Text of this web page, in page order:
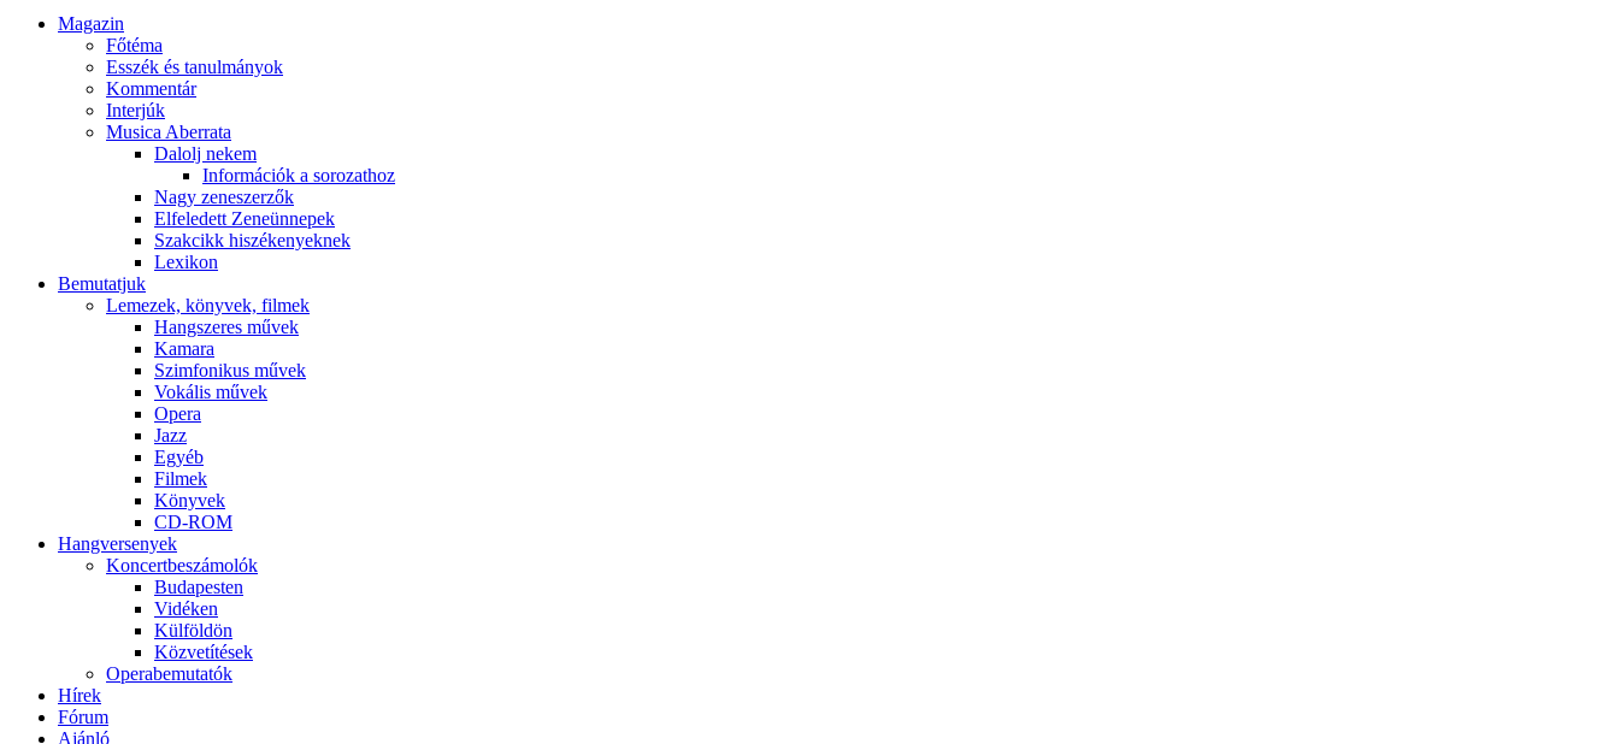
Magazin
Főtéma
Esszék és tanulmányok
Kommentár
Interjúk
Musica Aberrata
Dalolj nekem
Információk a sorozathoz
Nagy zeneszerzők
Elfeledett Zeneünnepek
Szakcikk hiszékenyeknek
Lexikon
Bemutatjuk
Lemezek, könyvek, filmek
Hangszeres művek
Kamara
Szimfonikus művek
Vokális művek
Opera
Jazz
Egyéb
Filmek
Könyvek
CD-ROM
Hangversenyek
Koncertbeszámolók
Budapesten
Vidéken
Külföldön
Közvetítések
Operabemutatók
Hírek
Fórum
Ajánló